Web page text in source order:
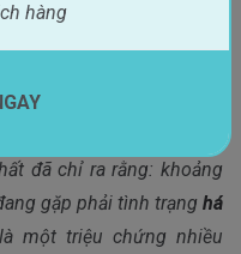
đã chỉ ra rằng: khoảng
gặp phải tình trạng há
là một triệu chứng nhiều
hàng